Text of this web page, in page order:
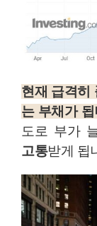
현재 급격히
는 부채 가
도로 부가
고통받게 됩